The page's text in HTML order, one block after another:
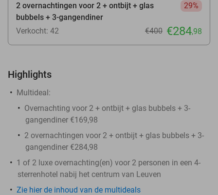
2 overnachtingen voor 2 + ontbijt + glas
bubbels + 3-gangendiner
29%
Verkocht: 42 €400 €284,98
Highlights
Multideal:
Overnachting voor 2 + ontbijt + glas bubbels + 3-
gangendiner €169,98
2 overnachtingen voor 2 + ontbijt + glas bubbels + 3-
gangendiner €284,98
1 of 2 luxe overnachting(en) voor 2 personen in een 4-
sterrenhotel nabij het centrum van Leuven
Zie hier de inhoud van de multideals